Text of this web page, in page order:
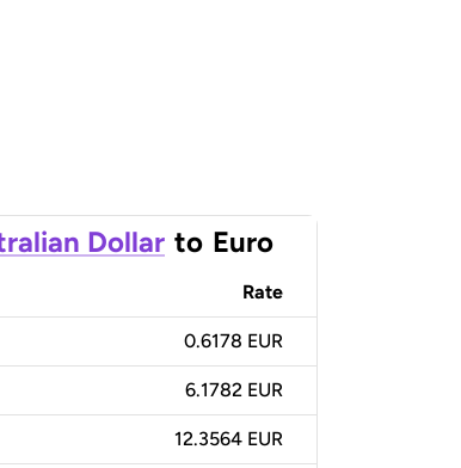
Dollar to Euro
Rate
0.6178 EUR
6.1782 EUR
12.3564 EUR